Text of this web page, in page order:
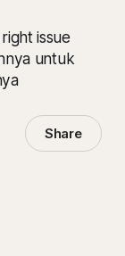
issue
untuk
Share